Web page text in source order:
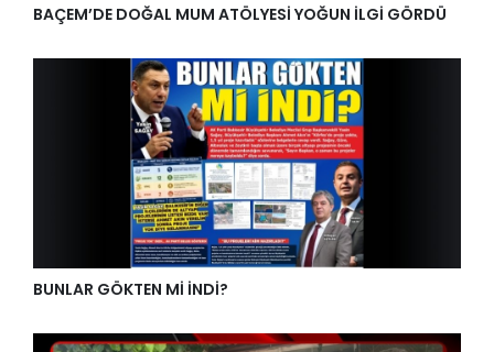
BAÇEM’DE DOĞAL MUM ATÖLYESİ YOĞUN İLGİ GÖRDÜ
BUNLAR GÖKTEN Mİ İNDİ?